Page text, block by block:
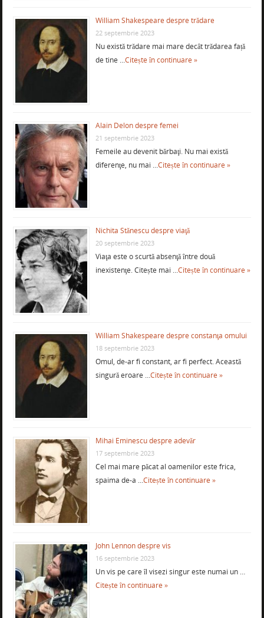
William Shakespeare despre trădare
22 septembrie 2023
Nu există trădare mai mare decât trădarea față
de tine …Citește în continuare »
Alain Delon despre femei
21 septembrie 2023
Femeile au devenit bărbaţi. Nu mai există
diferenţe, nu mai …Citește în continuare »
Nichita Stănescu despre viaţă
20 septembrie 2023
Viaţa este o scurtă absenţă între două
inexistenţe. Citește mai …Citește în continuare »
William Shakespeare despre constanţa omului
18 septembrie 2023
Omul, de-ar fi constant, ar fi perfect. Această
singură eroare …Citește în continuare »
Mihai Eminescu despre adevăr
17 septembrie 2023
Cel mai mare păcat al oamenilor este frica,
spaima de-a …Citește în continuare »
John Lennon despre vis
16 septembrie 2023
Un vis pe care îl visezi singur este numai un …
Citește în continuare »